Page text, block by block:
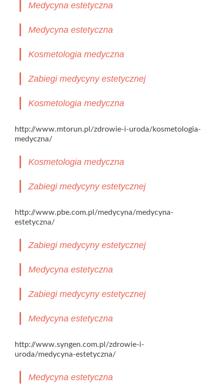
Medycyna estetyczna
Medycyna estetyczna
Kosmetologia medyczna
Zabiegi medycyny estetycznej
Kosmetologia medyczna
http://www.mtorun.pl/zdrowie-i-uroda/kosmetologia-
medyczna/
Kosmetologia medyczna
Zabiegi medycyny estetycznej
http://www.pbe.com.pl/medycyna/medycyna-
estetyczna/
Zabiegi medycyny estetycznej
Medycyna estetyczna
Zabiegi medycyny estetycznej
Medycyna estetyczna
http://www.syngen.com.pl/zdrowie-i-
uroda/medycyna-estetyczna/
Medycyna estetyczna